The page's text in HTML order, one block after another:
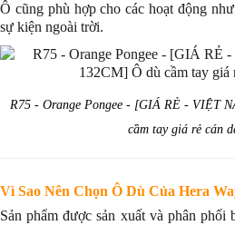
Ô cũng phù hợp cho các hoạt động
sự kiện ngoài trời.
R75 - Orange Pongee - [GIÁ RẺ - VIỆT
cầm tay giá rẻ cán
Vì Sao Nên Chọn Ô Dù Của Hera
Sản phẩm được sản xuất và phân phối